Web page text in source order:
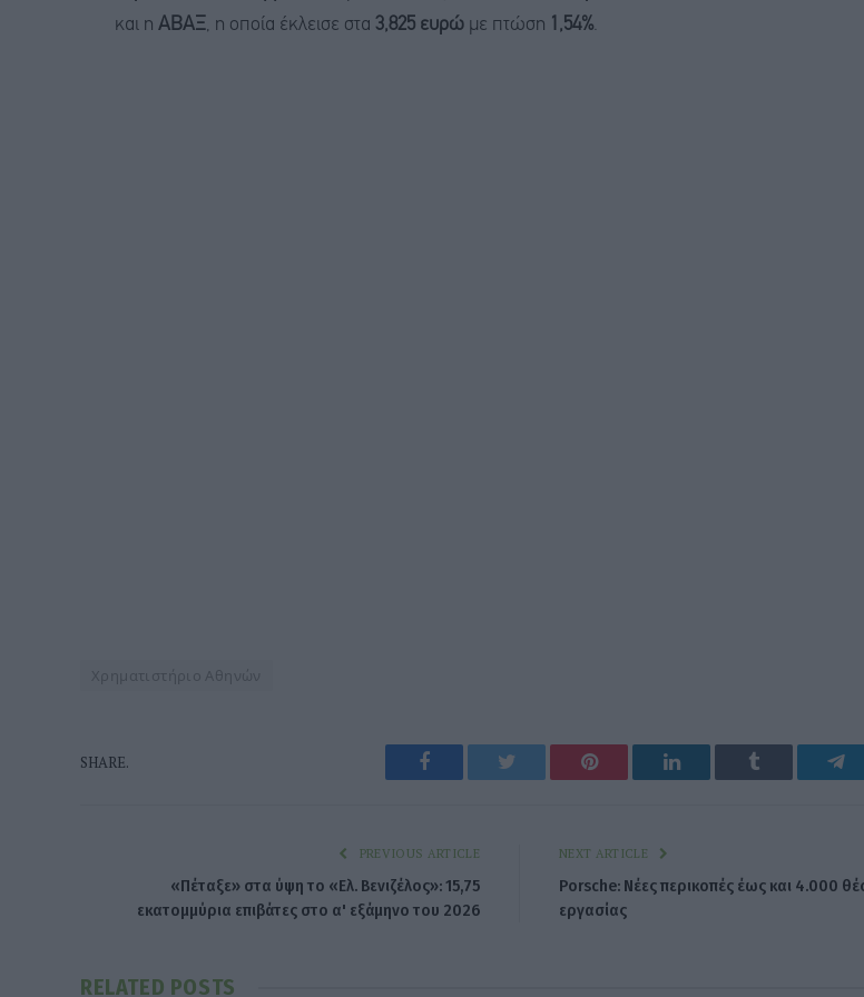
και η ΑΒΑΞ, η οποία έκλεισε στα 3,825 ευρώ με πτώση 1,54%.
Χρηματιστήριο Αθηνών
SHARE. Facebook Pinterest LinkedIn Tumblr
PREVIOUS ARTICLE
«Πέταξε» στα ύψη το «Ελ. Βενιζέλος»: 15,75
εκατομμύρια επιβάτες στο α' εξάμηνο του 2026
NEXT ARTICLE
Porsche: Νέες περικοπές έως και 4.000
εργασίας
RELATED POSTS